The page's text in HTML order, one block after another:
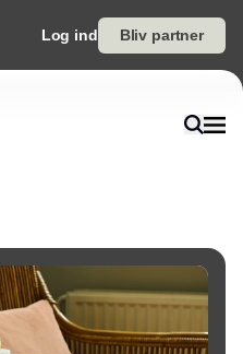
Log ind Bliv partner